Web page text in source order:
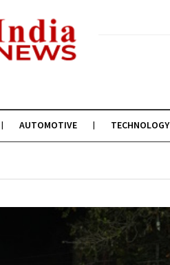
AUTOMOTIVE TECHNOLOGY